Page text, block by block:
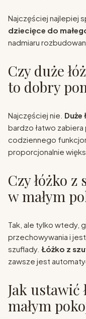
Najczęściej najlepiej
dziecięce do
nadmiaru
Czy duże
to dobry
Najczęściej nie. Duże
bardzo łatwo
codziennego
proporcjonalnie
Czy łóżko
w małym
Tak, ale tylko wtedy,
przechowywania i
szuflady. Łóżko z
zawsze jest
Jak ustawić
małym